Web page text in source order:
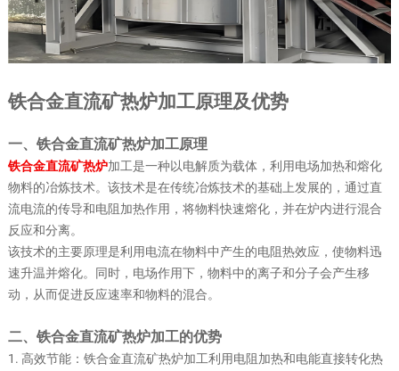
铁合金直流矿热炉加工原理及优势
一、铁合金直流矿热炉加工原理
铁合金直流矿热炉加工是一种以电解质为载体，利用电场加热和熔化
物料的冶炼技术。该技术是在传统冶炼技术的基础上发展的，通过直
流电流的传导和电阻加热作用，将物料快速熔化，并在炉内进行混合
反应和分离。
该技术的主要原理是利用电流在物料中产生的电阻热效应，使物料迅
速升温并熔化。同时，电场作用下，物料中的离子和分子会产生移
动，从而促进反应速率和物料的混合。
二、铁合金直流矿热炉加工的优势
1. 高效节能：铁合金直流矿热炉加工利用电阻加热和电能直接转化热